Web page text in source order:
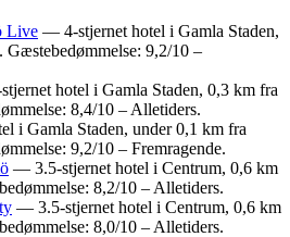
Live — 4-stjernet hotel i Gamla Staden,
9,2/10 –
hotel i Gamla Staden, 0,3 km fra
8,4/10 – Alletiders.
i Gamla Staden, under 0,1 km fra
9,2/10 – Fremragende.
— 3.5-stjernet hotel i Centrum, 0,6 km
8,2/10 – Alletiders.
— 3.5-stjernet hotel i Centrum, 0,6 km
8,0/10 – Alletiders.